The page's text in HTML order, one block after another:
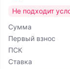
Сумма
Первый взнос
ПСК
Ставка
Не подходит